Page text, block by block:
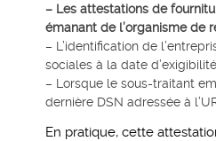
– Les attestations de
émanant de l’organisme de
– L’identification de
sociales à la date
– Lorsque le sous-traitant
dernière DSN adressée à
En pratique, cette